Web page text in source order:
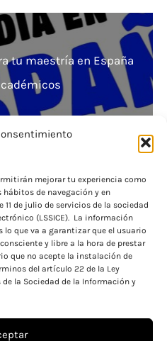
mejorar tu experiencia como
de navegación y en
de julio de servicios de la sociedad
(LSSICE). La información
que va a garantizar que el usuario
y libre a la hora de prestar
que no acepte la instalación de
del artículo 22 de la Ley
la Sociedad de la Información y
tu maestría en España
privada? Descubre